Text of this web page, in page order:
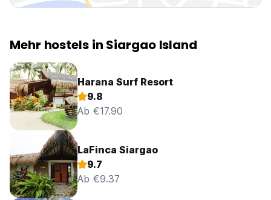
Mehr hostels in Siargao Island
Harana Surf Resort
9.8
Ab €17.90
LaFinca Siargao
9.7
Ab €9.37